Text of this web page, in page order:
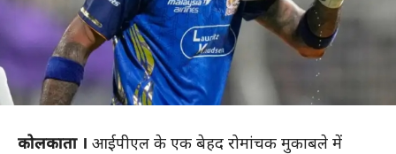
कोलकाता । आईपीएल के एक बेहद रोमांचक मुकाबले में